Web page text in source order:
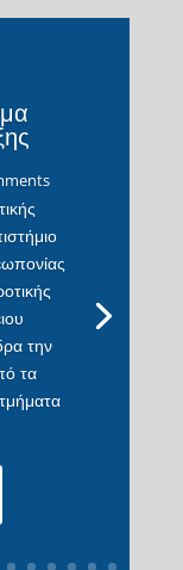
την
τα